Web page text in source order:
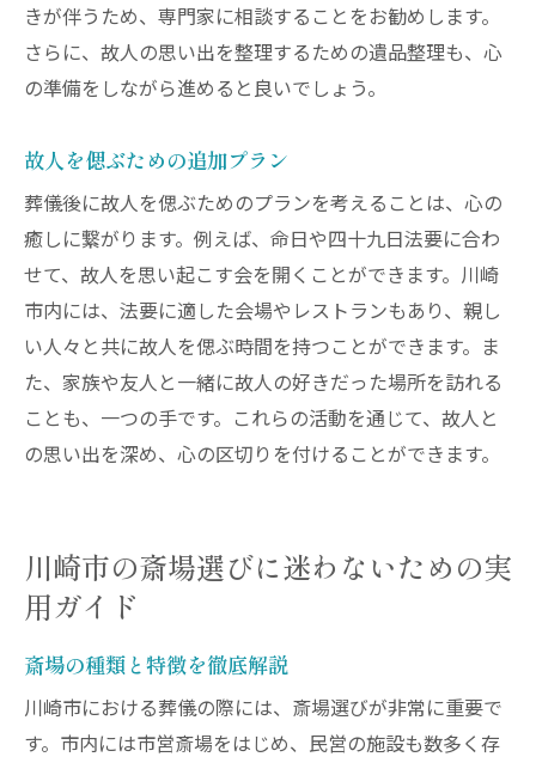
きが伴うため、専門家に相談することをお勧めします。
さらに、故人の思い出を整理するための遺品整理も、心
の準備をしながら進めると良いでしょう。
故人を偲ぶための追加プラン
葬儀後に故人を偲ぶためのプランを考えることは、心の
癒しに繋がります。例えば、命日や四十九日法要に合わ
せて、故人を思い起こす会を開くことができます。川崎
市内には、法要に適した会場やレストランもあり、親し
い人々と共に故人を偲ぶ時間を持つことができます。ま
た、家族や友人と一緒に故人の好きだった場所を訪れる
ことも、一つの手です。これらの活動を通じて、故人と
の思い出を深め、心の区切りを付けることができます。
川崎市の斎場選びに迷わないための実
用ガイド
斎場の種類と特徴を徹底解説
川崎市における葬儀の際には、斎場選びが非常に重要で
す。市内には市営斎場をはじめ、民営の施設も数多く存